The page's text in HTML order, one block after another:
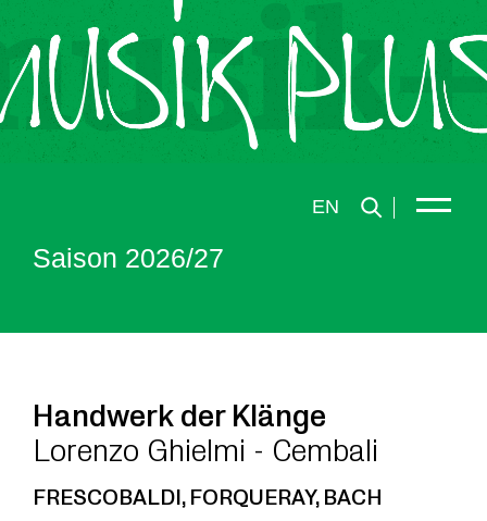
Saison 2026/27
EN
Handwerk der Klänge
Lorenzo Ghielmi - Cembali
FRESCOBALDI, FORQUERAY, BACH